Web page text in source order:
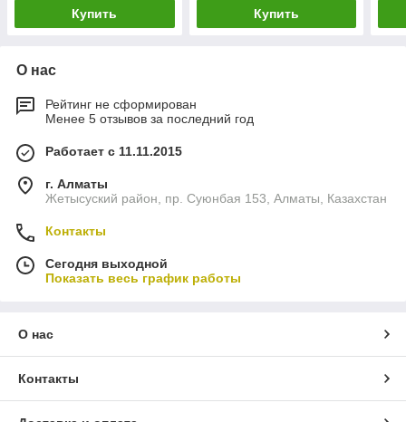
Купить Купить
О нас
Рейтинг не сформирован
Менее 5 отзывов за последний год
Работает с 11.11.2015
г. Алматы
Жетысуский район, пр. Суюнбая 153, Алматы, Казахстан
Контакты
Сегодня выходной
Показать весь график работы
О нас
Контакты